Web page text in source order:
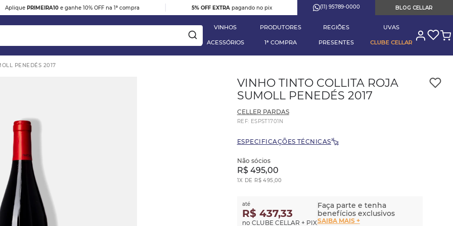
ApliquePRIMEIRA10e ganhe 10% OFF na 1ª compra 5% OFF EXTRA pagando no pix (11) 95789-0000 BLOG CELLAR
BARBERA D'ALBA
VINHOS
Blanc
PRODUTORES REGIÕES UVAS
ACESSÓRIOS 1ª COMPRA PRESENTES CLUBE CELLAR
PENEDÉS 2017
VINHO TINTO COLLITA ROJA
SUMOLL PENEDÉS 2017
CELLER PARDAS
REF: ESPST1701N
ESPECIFICAÇÕES TÉCNICAS
Não sócios
R$ 495,00
1X DE R$ 495,00
até
R$ 437,33
no CLUBE CELLAR + PIX
Faça parte e tenha
benefícios exclusivos
SAIBA MAIS +